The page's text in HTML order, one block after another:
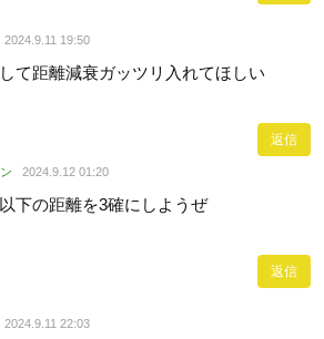
2024.9.11 19:50
て距離減衰ガッツリ入れてほしい
返信
2024.9.12 01:20
下の距離を3確にしようぜ
返信
2024.9.11 22:03